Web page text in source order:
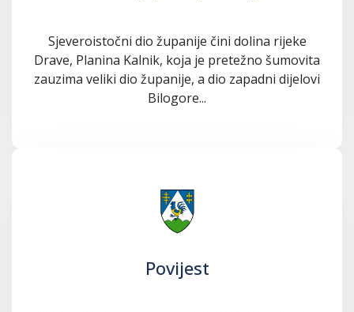
Sjeveroistočni dio županije čini dolina rijeke
Drave, Planina Kalnik, koja je pretežno šumovita
zauzima veliki dio županije, a dio zapadni dijelovi
Bilogore...
Povijest